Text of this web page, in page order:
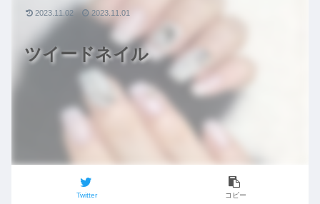
ツイードネイル
Twitter コピー
2023.11.02 2023.11.01